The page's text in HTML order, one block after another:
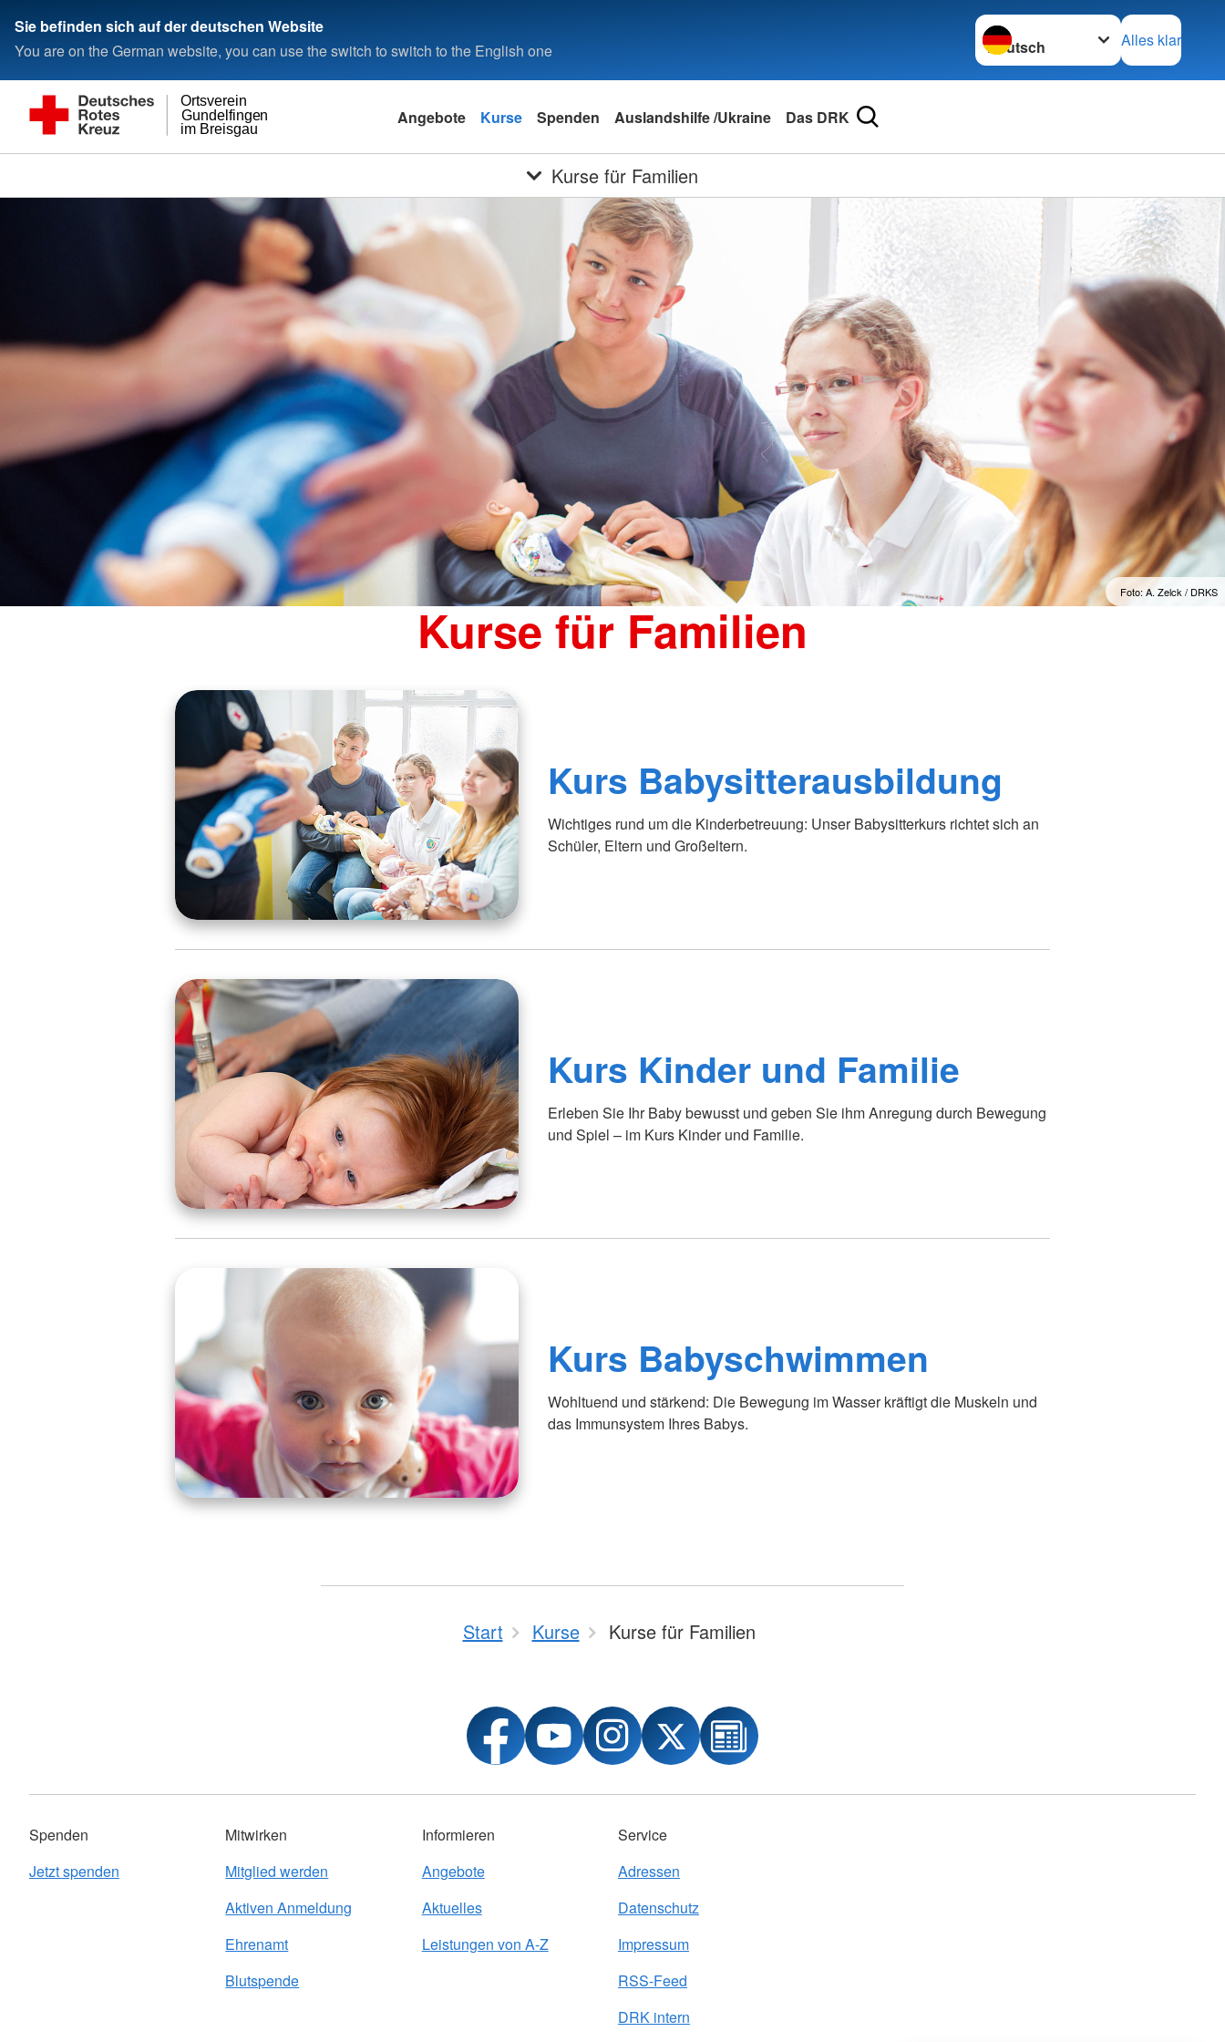
Sie befinden sich auf der deutschen Website
You are on the German website, you can use the switch to switch to the English one
Sprache wechseln zu
Alles klar
im Breisgau
Gundelfingen
Ortsverein
Angebote Kurse Spenden Auslandshilfe /Ukraine Das DRK
Kurse für Familien
Foto: A. Zelck / DRKS
Kurse für Familien
Kurs Babysitterausbildung
Wichtiges rund um die Kinderbetreuung: Unser Babysitterkurs richtet sich an
Schüler, Eltern und Großeltern.
Kurs Kinder und Familie
Erleben Sie Ihr Baby bewusst und geben Sie ihm Anregung durch Bewegung
und Spiel – im Kurs Kinder und Familie.
Kurs Babyschwimmen
Wohltuend und stärkend: Die Bewegung im Wasser kräftigt die Muskeln und
das Immunsystem Ihres Babys.
Start Kurse Kurse für Familien
Spenden
Jetzt spenden
Mitwirken
Mitglied werden
Aktiven Anmeldung
Ehrenamt
Blutspende
Informieren
Angebote
Aktuelles
Leistungen von A-Z
Service
Adressen
Datenschutz
Impressum
RSS-Feed
DRK intern